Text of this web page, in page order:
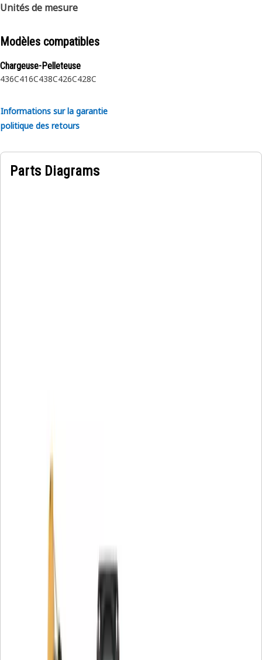
Unités de mesure
Modèles compatibles
Chargeuse-Pelleteuse
436C416C438C426C428C
Informations sur la garantie
politique des retours
Parts Diagrams